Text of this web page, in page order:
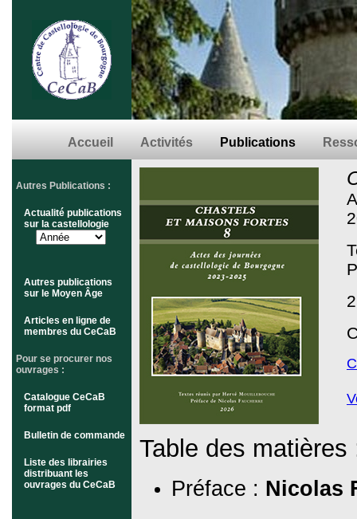
Accueil Activités Publications
Autres Publications :
Actualité publications
sur la castellologie
Autres publications
sur le Moyen Âge
Articles en ligne de
membres du CeCaB
Pour se procurer nos
ouvrages :
Catalogue CeCaB
format pdf
Bulletin de commande
Liste des librairies
distribuant les
ouvrages du CeCaB
Table des matières
Préface : Nicolas